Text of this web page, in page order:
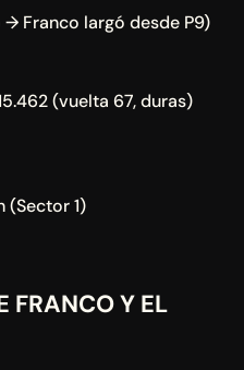
→ Franco largó desde P9)
(vuelta 67, duras)
(Sector 1)
FRANCO Y EL